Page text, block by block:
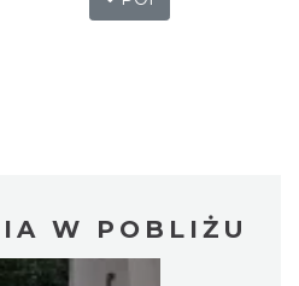
W POBLIŻU